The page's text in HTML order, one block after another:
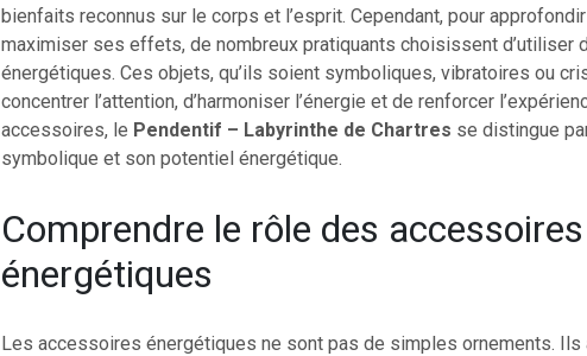
bienfaits reconnus sur le corps et l’esprit. Cependant, pour
maximiser ses effets, de nombreux pratiquants choisissent d’utiliser
énergétiques. Ces objets, qu’ils soient symboliques, vibratoires ou
concentrer l’attention, d’harmoniser l’énergie et de renforcer
accessoires, le Pendentif – Labyrinthe de Chartres se distingue
symbolique et son potentiel énergétique.
Comprendre le rôle des accessoires
énergétiques
Les accessoires énergétiques ne sont pas de simples ornements.